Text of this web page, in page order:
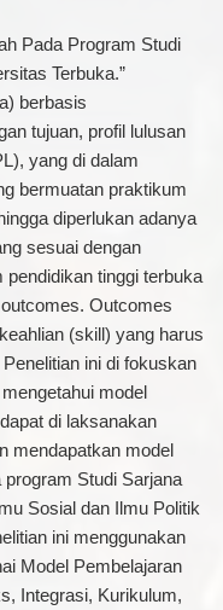
Pada Program Studi
Terbuka.”
berbasis
tujuan, profil lulusan
yang di dalam
bermuatan praktikum
diperlukan adanya
sesuai dengan
tinggi terbuka
Outcomes
(skill) yang harus
ini di fokuskan
model
di laksanakan
mendapatkan model
Studi Sarjana
Sosial dan Ilmu Politik
ini menggunakan
Model Pembelajaran
Integrasi, Kurikulum,